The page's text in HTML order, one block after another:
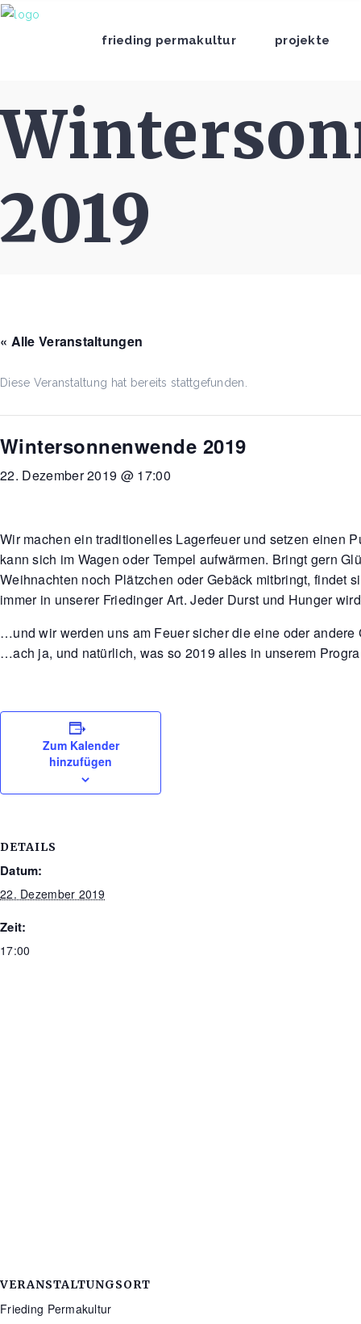
frieding permakultur projekte
2019
« Alle Veranstaltungen
Diese Veranstaltung hat bereits stattgefunden.
Wintersonnenwende 2019
22. Dezember 2019 @ 17:00
Wir machen ein traditionelles Lagerfeuer und setzen einen
kann sich im Wagen oder Tempel aufwärmen. Bringt gern
Weihnachten noch Plätzchen oder Gebäck mitbringt, findet
immer in unserer Friedinger Art. Jeder Durst und Hunger
…und wir werden uns am Feuer sicher die eine oder andere
…ach ja, und natürlich, was so 2019 alles in unserem
Zum Kalender
hinzufügen
DETAILS
Datum:
22. Dezember 2019
Zeit:
17:00
VERANSTALTUNGSORT
Frieding Permakultur